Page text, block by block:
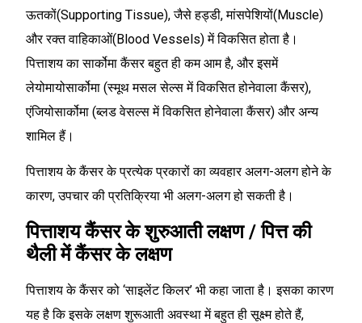
ऊतकों(Supporting Tissue), जैसे हड्डी, मांसपेशियों(Muscle)
और रक्त वाहिकाओं(Blood Vessels) में विकसित होता है।
पित्ताशय का सार्कोमा कैंसर बहुत ही कम आम है, और इसमें
लेयोमायोसार्कोमा (स्मूथ मसल सेल्स में विकसित होनेवाला कैंसर),
एंजियोसार्कोमा (ब्लड वेसल्स में विकसित होनेवाला कैंसर) और अन्य
शामिल हैं।
पित्ताशय के कैंसर के प्रत्येक प्रकारों का व्यवहार अलग-अलग होने के
कारण, उपचार की प्रतिक्रिया भी अलग-अलग हो सकती है।
पित्ताशय कैंसर के शुरुआती लक्षण / पित्त की
थैली में कैंसर के लक्षण
पित्ताशय के कैंसर को ‘साइलेंट किलर’ भी कहा जाता है। इसका कारण
यह है कि इसके लक्षण शुरूआती अवस्था में बहुत ही सूक्ष्म होते हैं,